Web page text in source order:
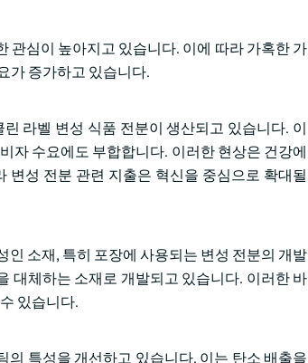
관심이 높아지고 있습니다. 이에 따라 가혹한 가
가 증가하고 있습니다.
라벨 변성 식품 전분이 생산되고 있습니다. 이
자 수요에도 부합합니다. 이러한 현상은 건강에
변성 전분 관련 지출은 혁신을 중심으로 확대될
소재, 특히 포장에 사용되는 변성 전분의 개발
대체하는 소재로 개발되고 있습니다. 이러한 바
있습니다.
특성을 개선하고 있습니다. 이는 탄소 배출을